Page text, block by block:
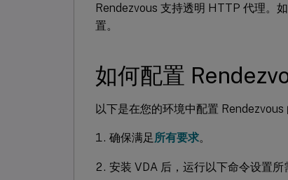
Rendezvous 支持透明 HTTP 代理。
置。
如何配置
以下是在您的环境中配置 Rendezvous
确保满足 所有要求。
安装 VDA 后，运行以下命令设置所